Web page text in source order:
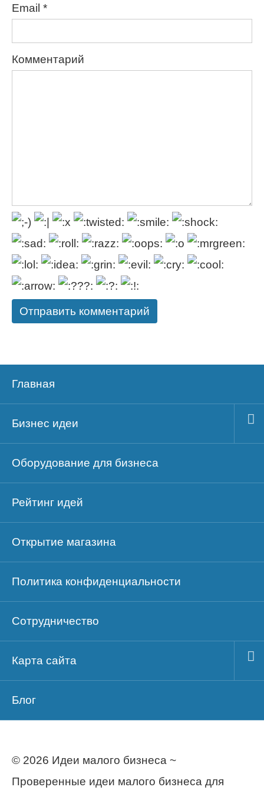
Email *
Комментарий
Главная
Бизнес идеи
Оборудование для бизнеса
Рейтинг идей
Открытие магазина
Политика конфиденциальности
Сотрудничество
Карта сайта
Блог
© 2026 Идеи малого бизнеса ~
Проверенные идеи малого бизнеса для